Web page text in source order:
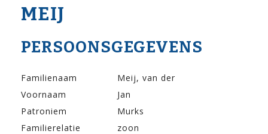
MEIJ
PERSOONSGEGEVENS
Familienaam
Meij, van der
Voornaam
Jan
Patroniem
Murks
Familierelatie
zoon